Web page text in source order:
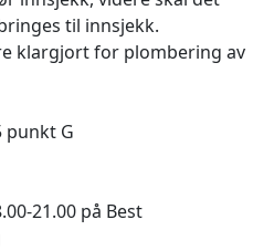
til innsjekk.
klargjort for plombering av
punkt G
21.00 på Best